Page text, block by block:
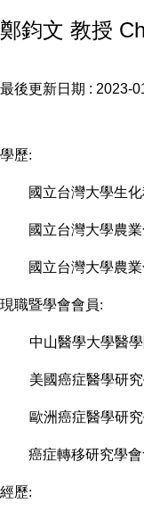
鄭鈞文 教授
最後更新日期 : 2023-
學歷:
國立台灣大學生
國立台灣大學農
國立台灣大學農
現職暨學會會員:
中山醫學大學醫
美國癌症醫學研
歐洲癌症醫學研
癌症轉移研究學會
經歷: